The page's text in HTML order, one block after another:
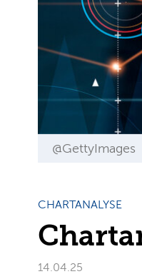
@GettyImages
CHARTANALYSE
14.04.25